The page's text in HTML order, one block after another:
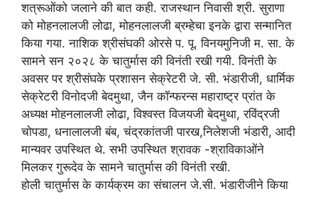
शत्रूओंको जलाने की बात कही. राजस्थान निवासी श्री. सुराणा
को मोहनलालजी लोढा, मोहनलालजी ब्रम्हेचा इनके द्वारा सन्मानित
किया गया. नाशिक श्रीसंघकी ओरसे प. पू. विनयमुनिजी म. सा. के
सामने सन २०२८ के चातुर्मास की विनंती रखी गयी. विनंती के
अवसर पर श्रीसंघके प्रशासन सेक्रेटरी जे. सी. भंडारीजी, धार्मिक
सेक्रेटरी विनोदजी बेदमुथा, जैन कॉन्फरन्स महाराष्ट्र प्रांत के
अध्यक्ष मोहनलालजी लोढा, विश्वस्त विजयजी बेदमुथा, रविंद्रजी
चोपडा, धनालालजी बंब, चंद्रकांतजी पारख,निलेशजी भंडारी, आदी
मान्यवर उपस्थित थे. सभी उपस्थित श्रावक -श्राविकाओंने
मिलकर गुरूदेव के सामने चातुर्मास की विनंती रखी.
होली चातुर्मास के कार्यक्रम का संचालन जे.सी. भंडारीजीने किया